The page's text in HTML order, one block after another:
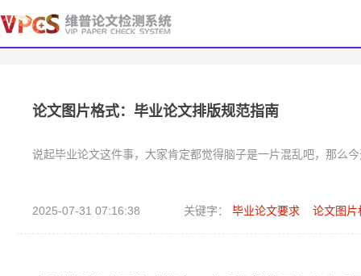
论文图片格式：毕业论文排版规范指南
说起毕业论文这件事，大家肯定都觉得脑子是一片混乱吧，那么
2025-07-31 07:16:38 关键字： 毕业论文要求 论文图片